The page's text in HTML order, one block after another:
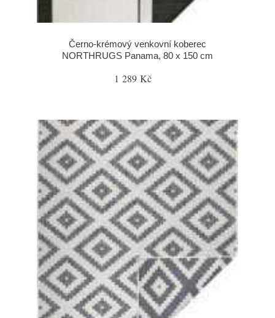
Černo-krémový venkovní koberec
NORTHRUGS Panama, 80 x 150 cm
1 289 Kč